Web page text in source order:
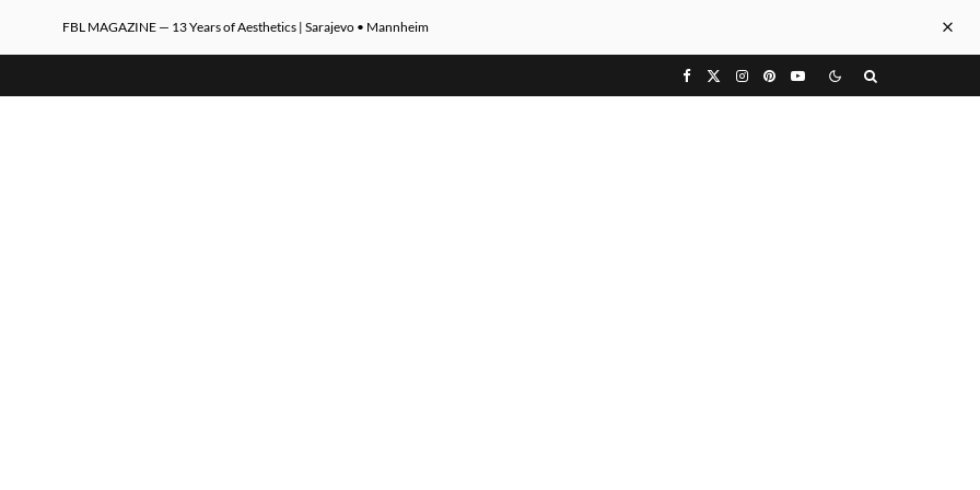
FBL MAGAZINE — 13 Years of Aesthetics | Sarajevo • Mannheim